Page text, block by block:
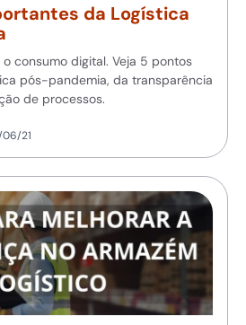
da Logística
consumo digital. Veja 5 pontos
pós-pandemia, da transparência
de processos.
21